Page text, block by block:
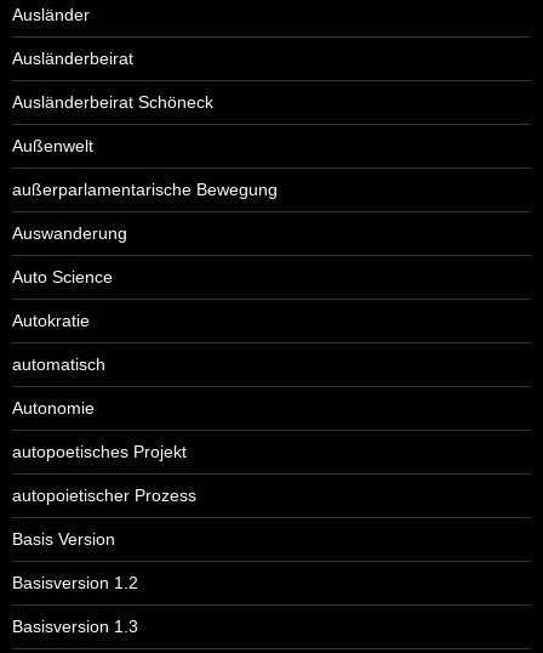
Ausländer
Ausländerbeirat
Ausländerbeirat Schöneck
Außenwelt
außerparlamentarische Bewegung
Auswanderung
Auto Science
Autokratie
automatisch
Autonomie
autopoetisches Projekt
autopoietischer Prozess
Basis Version
Basisversion 1.2
Basisversion 1.3